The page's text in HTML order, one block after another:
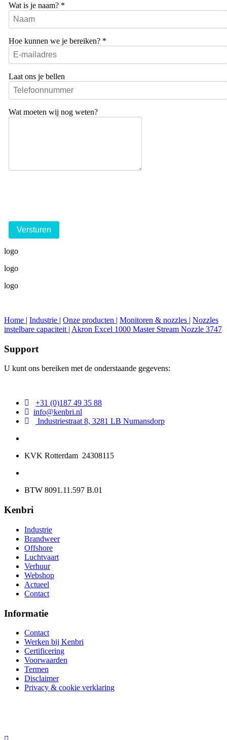
Wat is je naam? *
Hoe kunnen we je bereiken? *
Laat ons je bellen
Wat moeten wij nog weten?
logo
logo
logo
Home | Industrie | Onze producten | Monitoren & nozzles | Nozzles
instelbare capaciteit | Akron Excel 1000 Master Stream Nozzle 3747
Support
U kunt ons bereiken met de onderstaande gegevens:
+31 (0)187 49 35 88
info@kenbri.nl
Industriestraat 8, 3281 LB Numansdorp
KVK Rotterdam 24308115
BTW 8091.11.597 B.01
Kenbri
Industrie
Brandweer
Offshore
Luchtvaart
Verhuur
Webshop
Actueel
Contact
Informatie
Contact
Werken bij Kenbri
Certificering
Voorwaarden
Termen
Disclaimer
Privacy & cookie verklaring